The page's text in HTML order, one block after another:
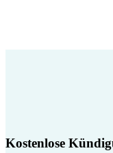
Kostenlose